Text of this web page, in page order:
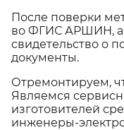
После поверки
во ФГИС АРШИН, а
свидетельство о
документы.
Отремонтируем,
Являемся
изготовителей
инженеры-